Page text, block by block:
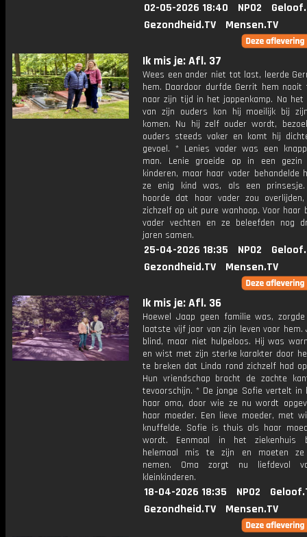
02-05-2026 18:40 NPO2
Gezondheid.TV
Mensen.TV
Ik mis je: Afl. 37
Wees een ander niet tot last, leerde
hem. Daardoor durfde Gerrit hem nooit
naar zijn tijd in het jappenkamp. Na het
van zijn ouders kon hij moeilijk bij
komen. Nu hij zelf ouder wordt,
ouders steeds vaker en komt hij
gevoel. * Lenies vader was een
man. Lenie groeide op in een
kinderen, maar haar vader behandelde
ze enig kind was, als een
hoorde dat haar vader zou
zichzelf op uit pure wanhoop. Voor haar
vader vechten en ze beleefden nog
jaren samen.
25-04-2026 18:35 NPO2
Gezondheid.TV
Mensen.TV
Ik mis je: Afl. 36
Hoewel Jaap geen familie was,
laatste vijf jaar van zijn leven voor hem.
blind, maar niet hulpeloos. Hij was
en wist met zijn sterke karakter door
te breken dat Linda rond zichzelf had
Hun vriendschap bracht de zachte
tevoorschijn. * De jonge Sofie vertelt in
haar oma, door wie ze nu wordt
haar moeder. Een lieve moeder, met
knuffelde. Sofie is thuis als haar
wordt. Eenmaal in het ziekenhuis
helemaal mis te zijn en moeten ze
nemen. Oma zorgt nu liefdevol
kleinkinderen.
18-04-2026 18:35 NPO2
Gezondheid.TV
Mensen.TV